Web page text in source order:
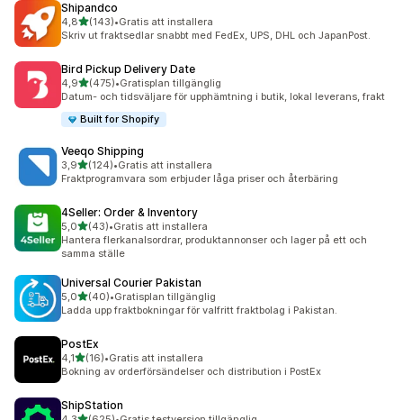
Shipandco
4,8av 5 stjärnor
(143)
143 recensioner totalt
•Gratis att installera
Skriv ut fraktsedlar snabbt med FedEx, UPS, DHL och JapanPost.
Bird Pickup Delivery Date
4,9av 5 stjärnor
(475)
475 recensioner totalt
•Gratisplan tillgänglig
Datum- och tidsväljare för upphämtning i butik, lokal leverans, frakt
Built for Shopify
Veeqo Shipping
3,9av 5 stjärnor
(124)
124 recensioner totalt
•Gratis att installera
Fraktprogramvara som erbjuder låga priser och återbäring
4Seller: Order & Inventory
5,0av 5 stjärnor
(43)
43 recensioner totalt
•Gratis att installera
Hantera flerkanalsordrar, produktannonser och lager på ett och
samma ställe
Universal Courier Pakistan
5,0av 5 stjärnor
(40)
40 recensioner totalt
•Gratisplan tillgänglig
Ladda upp fraktbokningar för valfritt fraktbolag i Pakistan.
PostEx
4,1av 5 stjärnor
(16)
16 recensioner totalt
•Gratis att installera
Bokning av orderförsändelser och distribution i PostEx
ShipStation